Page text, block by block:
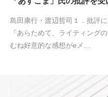
島田康行・渡辺哲司１．批評
『あらためて、ライティング
むね好意的な感想がeメ…